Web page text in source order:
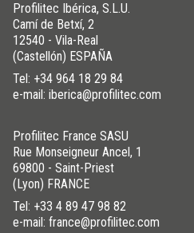
Profilitec Ibérica, S.L.U.
Camí de Betxí, 2
12540 - Vila-Real
(Castellón) ESPAÑA
Tel: +34 964 18 29 84
e-mail: iberica@profilitec.com
Profilitec France SASU
Rue Monseigneur Ancel, 1
69800 - Saint-Priest
(Lyon) FRANCE
Tel: +33 4 89 47 98 82
e-mail: france@profilitec.com